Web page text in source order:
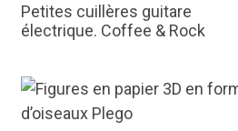
Petites cuillères guitare
électrique. Coffee & Rock